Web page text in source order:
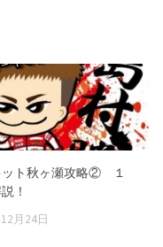
ット秋ヶ瀬攻略② １
！
月24日